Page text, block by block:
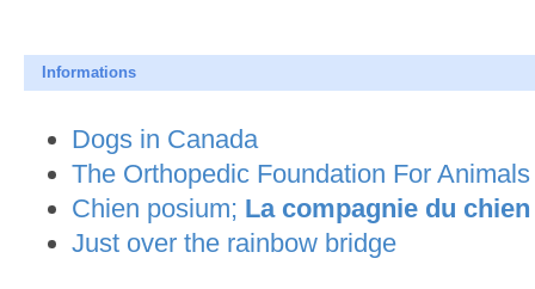
Informations
Dogs in Canada
The Orthopedic Foundation For Animals
Chien posium; La compagnie du chien
Just over the rainbow bridge